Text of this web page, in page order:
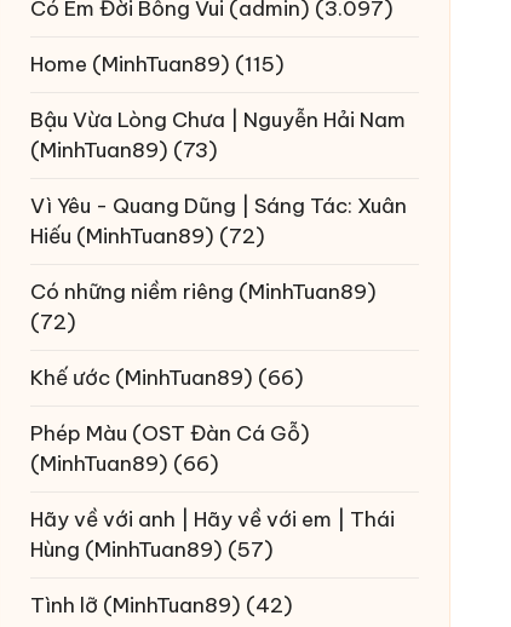
Có Em Đời Bỗng Vui (admin) (3.097)
Home (MinhTuan89) (115)
Bậu Vừa Lòng Chưa | Nguyễn Hải Nam
(MinhTuan89) (73)
Vì Yêu - Quang Dũng | Sáng Tác: Xuân
Hiếu (MinhTuan89) (72)
Có những niềm riêng (MinhTuan89)
(72)
Khế ước (MinhTuan89) (66)
Phép Màu (OST Đàn Cá Gỗ)
(MinhTuan89) (66)
Hãy về với anh | Hãy về với em | Thái
Hùng (MinhTuan89) (57)
Tình lỡ (MinhTuan89) (42)